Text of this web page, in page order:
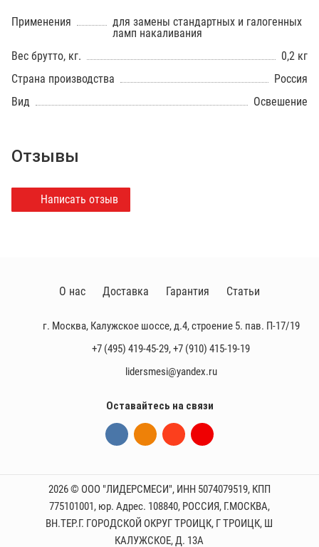
Применения
для замены стандартных и галогенных
ламп накаливания
Вес брутто, кг.
0,2 кг
Страна производства
Россия
Вид
Освешение
Отзывы
Написать отзыв
г. Москва, Калужское шоссе, д.4, строение 5. пав. П-17/19
+7 (495) 419-45-29,+7 (910) 415-19-19
lidersmesi@yandex.ru
О нас Доставка Гарантия Статьи
Оставайтесь на связи
2026 © ООО "ЛИДЕРСМЕСИ", ИНН 5074079519, КПП
775101001, юр. Адрес. 108840, РОССИЯ, Г.МОСКВА,
ВН.ТЕР.Г. ГОРОДСКОЙ ОКРУГ ТРОИЦК, Г ТРОИЦК, Ш
КАЛУЖСКОЕ, Д. 13А